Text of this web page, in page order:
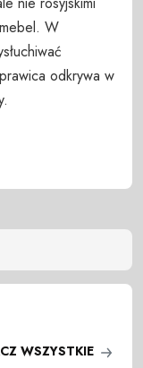
W
odkrywa w
WSZYSTKIE